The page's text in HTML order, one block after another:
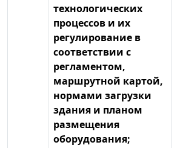
технологических
процессов и их
регулирование в
соответствии с
регламентом,
маршрутной картой,
нормами загрузки
здания и планом
размещения
оборудования;